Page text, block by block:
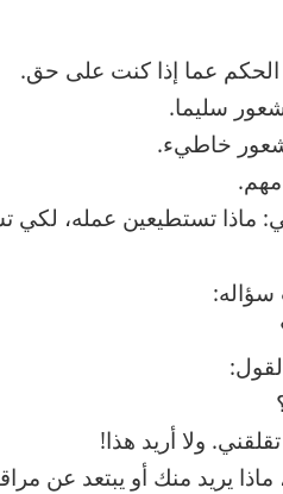
الحكم عما إذا كنت على حق.
سليما.
شعور خاطيء.
ماذا تستطيعين عمله، لكي
ولا أريد هذا!
يريد منك أو يبتعد عن